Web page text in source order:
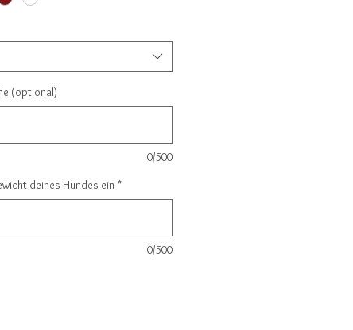
(optional)
0/500
deines Hundes ein *
0/500